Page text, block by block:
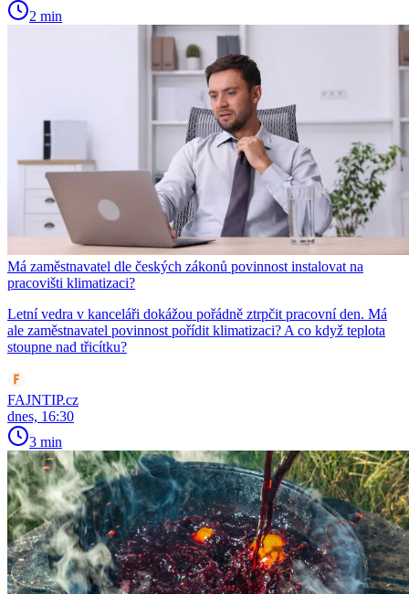
2 min
Má zaměstnavatel dle českých zákonů povinnost instalovat na
pracovišti klimatizaci?
Letní vedra v kanceláři dokážou pořádně ztrpčit pracovní den. Má
ale zaměstnavatel povinnost pořídit klimatizaci? A co když teplota
stoupne nad třicítku?
FAJNTIP.cz
dnes, 16:30
3 min